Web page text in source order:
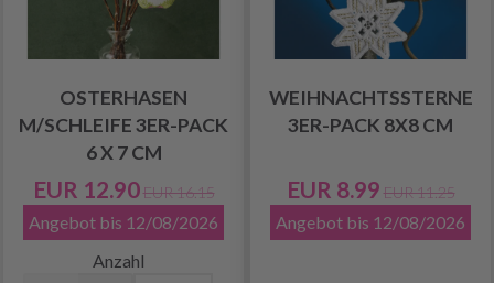
OSTERHASEN
M/SCHLEIFE 3ER-PACK
6 X 7 CM
EUR 12.90 EUR 16.15
Angebot bis 12/08/2026
Anzahl
WEIHNACHTSSTERNE
3ER-PACK 8X8 CM
EUR 8.99 EUR 11.25
Angebot bis 12/08/2026